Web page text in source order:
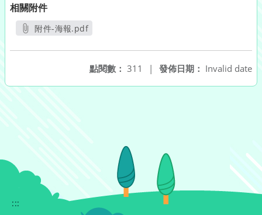
相關附件
附件-海報.pdf
發佈日期： Invalid date
點閱數： 311 |
:::